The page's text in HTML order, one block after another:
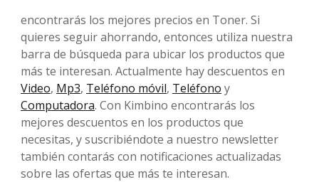
encontrarás los mejores precios en Toner. Si
quieres seguir ahorrando, entonces utiliza nuestra
barra de búsqueda para ubicar los productos que
más te interesan. Actualmente hay descuentos en
Video, Mp3, Teléfono móvil, Teléfono y
Computadora. Con Kimbino encontrarás los
mejores descuentos en los productos que
necesitas, y suscribiéndote a nuestro newsletter
también contarás con notificaciones actualizadas
sobre las ofertas que más te interesan.